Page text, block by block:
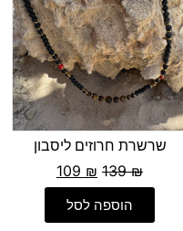
שרשרת חרוזים ליסבון
139₪
109₪
הוספה לסל